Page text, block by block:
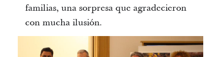
familias, una sorpresa que agradecieron
con mucha ilusión.